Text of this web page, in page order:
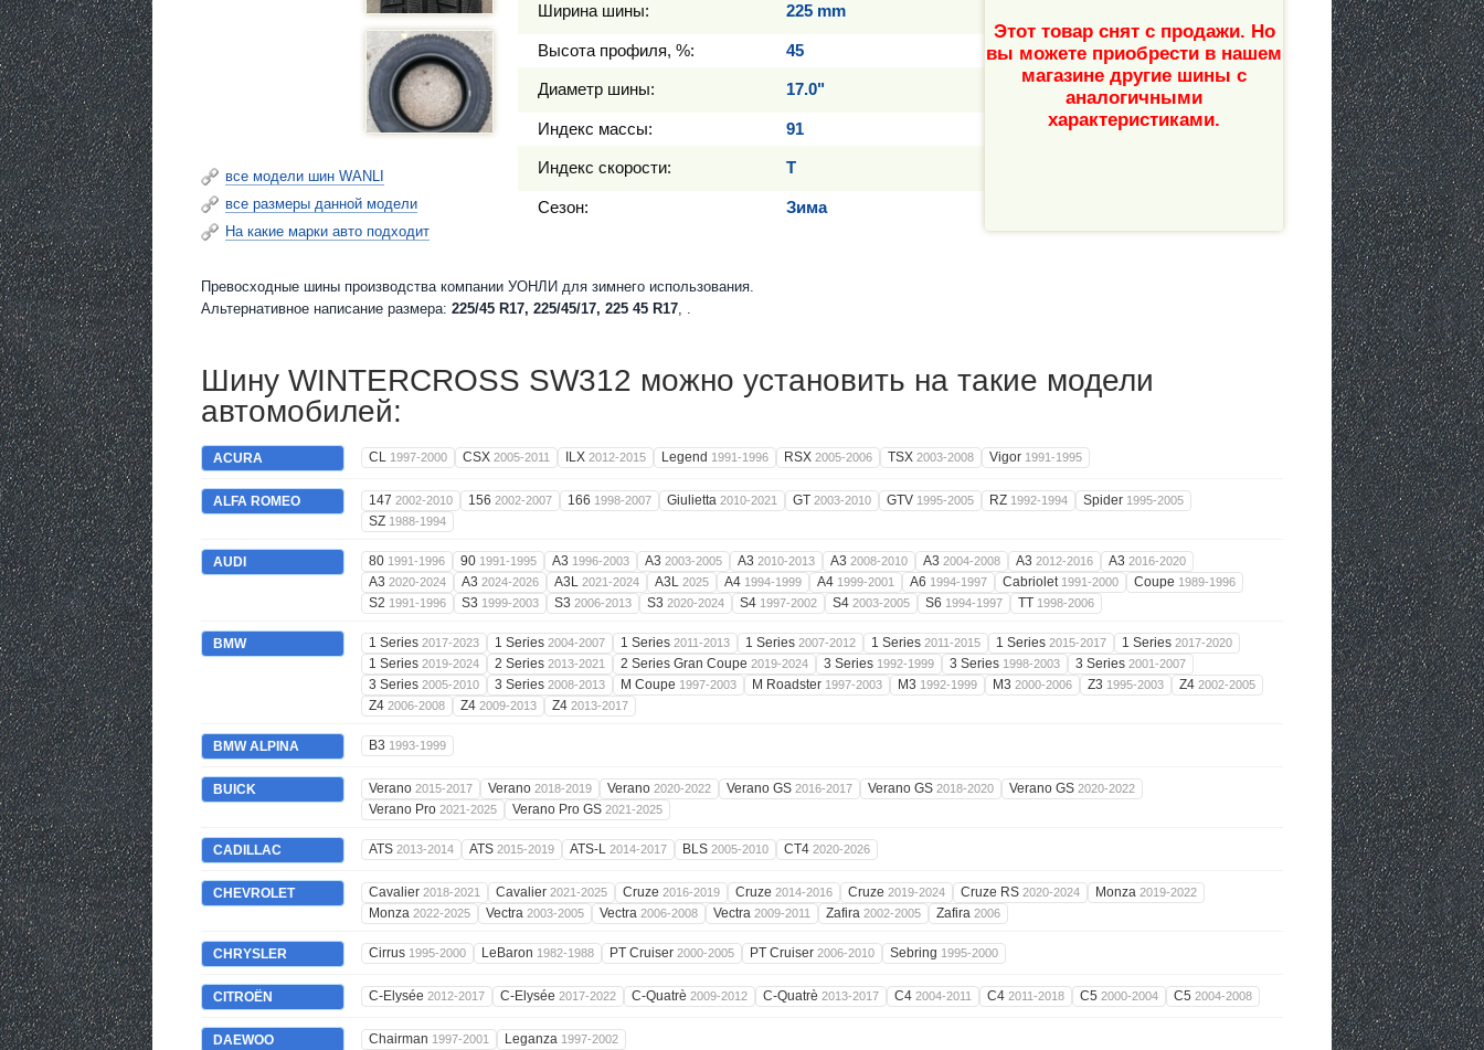
все модели шин WANLI
все размеры данной модели
На какие марки авто подходит
Ширина шины: 225 mm
Высота профиля, %: 45
Диаметр шины: 17.0"
Индекс массы: 91
Индекс скорости: T
Сезон: Зима
Этот товар снят с продажи. Но
вы можете приобрести в нашем
магазине другие шины с
аналогичными
характеристиками.
Превосходные шины производства компании УОНЛИ для зимнего использования.
Альтернативное написание размера: 225/45 R17, 225/45/17, 225 45 R17, .
Шину WINTERCROSS SW312 можно установить на такие модели
автомобилей:
ACURA CL 1997-2000 CSX 2005-2011 ILX 2012-2015 Legend 1991-1996 RSX 2005-2006 TSX 2003-2008 Vigor 1991-1995
ALFA ROMEO 147 2002-2010 156 2002-2007 166 1998-2007 Giulietta 2010-2021 GT 2003-2010 GTV 1995-2005 RZ 1992-1994 Spider 1995-2005
SZ 1988-1994
AUDI 80 1991-1996 90 1991-1995 A3 1996-2003 A3 2003-2005 A3 2010-2013 A3 2008-2010 A3 2004-2008 A3 2012-2016 A3 2016-2020
A3 2020-2024 A3 2024-2026 A3L 2021-2024 A3L 2025 A4 1994-1999 A4 1999-2001 A6 1994-1997 Cabriolet 1991-2000 Coupe 1989-1996
S2 1991-1996 S3 1999-2003 S3 2006-2013 S3 2020-2024 S4 1997-2002 S4 2003-2005 S6 1994-1997 TT 1998-2006
BMW 1 Series 2017-2023 1 Series 2004-2007 1 Series 2011-2013 1 Series 2007-2012 1 Series 2011-2015 1 Series 2015-2017 1 Series 2017-2020
1 Series 2019-2024 2 Series 2013-2021 2 Series Gran Coupe 2019-2024 3 Series 1992-1999 3 Series 1998-2003 3 Series 2001-2007
3 Series 2005-2010 3 Series 2008-2013 M Coupe 1997-2003 M Roadster 1997-2003 M3 1992-1999 M3 2000-2006 Z3 1995-2003 Z4 2002-2005
Z4 2006-2008 Z4 2009-2013 Z4 2013-2017
BMW ALPINA B3 1993-1999
BUICK Verano 2015-2017 Verano 2018-2019 Verano 2020-2022 Verano GS 2016-2017 Verano GS 2018-2020 Verano GS 2020-2022
Verano Pro 2021-2025 Verano Pro GS 2021-2025
CADILLAC ATS 2013-2014 ATS 2015-2019 ATS-L 2014-2017 BLS 2005-2010 CT4 2020-2026
CHEVROLET Cavalier 2018-2021 Cavalier 2021-2025 Cruze 2016-2019 Cruze 2014-2016 Cruze 2019-2024 Cruze RS 2020-2024 Monza 2019-2022
Monza 2022-2025 Vectra 2003-2005 Vectra 2006-2008 Vectra 2009-2011 Zafira 2002-2005 Zafira 2006
CHRYSLER Cirrus 1995-2000 LeBaron 1982-1988 PT Cruiser 2000-2005 PT Cruiser 2006-2010 Sebring 1995-2000
CITROËN C-Elysée 2012-2017 C-Elysée 2017-2022 C-Quatrè 2009-2012 C-Quatrè 2013-2017 C4 2004-2011 C4 2011-2018 C5 2000-2004 C5 2004-2008
DAEWOO Chairman 1997-2001 Leganza 1997-2002